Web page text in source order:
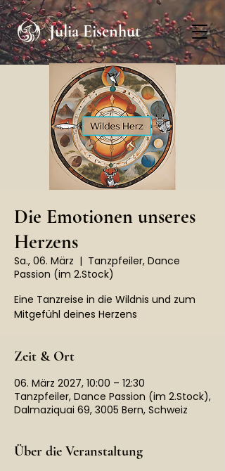
Julia Eisenhut
Die Emotionen unseres
Herzens
Sa., 06. März
  |
Tanzpfeiler, Dance
Passion (im 2.Stock)
Eine Tanzreise in die Wildnis und zum
Mitgefühl deines Herzens
Zeit & Ort
06. März 2027, 10:00 – 12:30
Tanzpfeiler, Dance Passion (im 2.Stock),
Dalmaziquai 69, 3005 Bern, Schweiz
Über die Veranstaltung